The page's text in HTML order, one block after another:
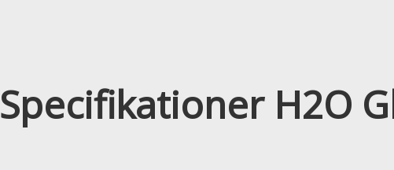
Specifikationer H2O